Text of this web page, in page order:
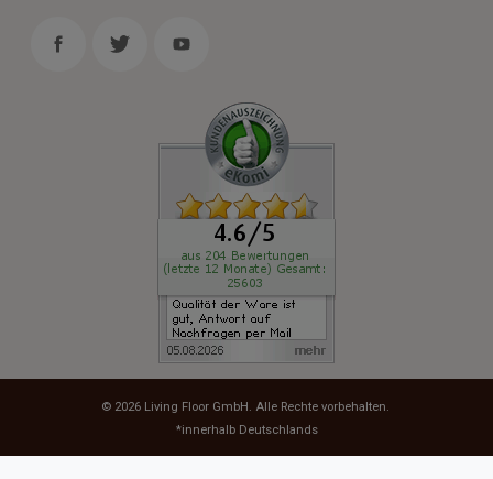
© 2026 Living Floor GmbH . Alle Rechte vorbehalten.
*innerhalb Deutschlands